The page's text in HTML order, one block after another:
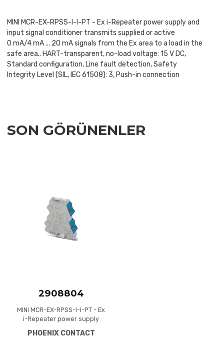
MINI MCR-EX-RPSS-I-I-PT - Ex i-Repeater power supply and
input signal conditioner transmits supplied or active
0 mA/4 mA ... 20 mA signals from the Ex area to a load in the
safe area.. HART-transparent, no-load voltage: 15 V DC,
Standard configuration, Line fault detection, Safety
Integrity Level (SIL, IEC 61508): 3, Push-in connection
SON GÖRÜNENLER
2908804
MINI MCR-EX-RPSS-I-I-PT - Ex
i-Repeater power supply
transmits supplied or active
PHOENIX CONTACT